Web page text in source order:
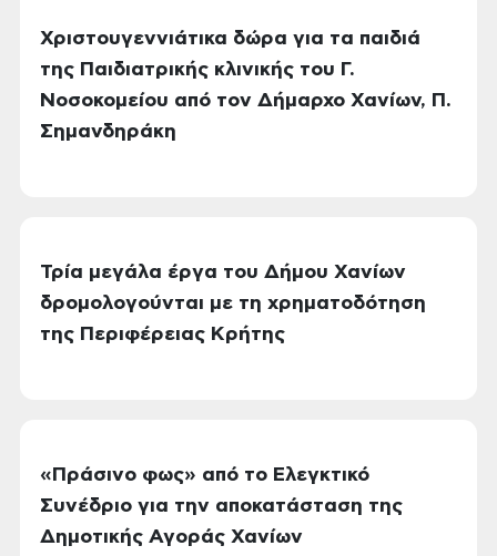
Χριστουγεννιάτικα δώρα για τα παιδιά
της Παιδιατρικής κλινικής του Γ.
Νοσοκομείου από τον Δήμαρχο Χανίων, Π.
Σημανδηράκη
Τρία μεγάλα έργα του Δήμου Χανίων
δρομολογούνται με τη χρηματοδότηση
της Περιφέρειας Κρήτης
«Πράσινο φως» από το Ελεγκτικό
Συνέδριο για την αποκατάσταση της
Δημοτικής Αγοράς Χανίων